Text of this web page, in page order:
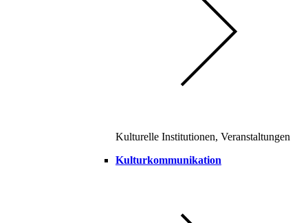
Kulturelle Institutionen, Veranstaltungen
Kulturkommunikation